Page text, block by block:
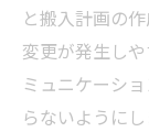
と搬入計画の
変更が発生し
ミュニケーシ
らないようにし